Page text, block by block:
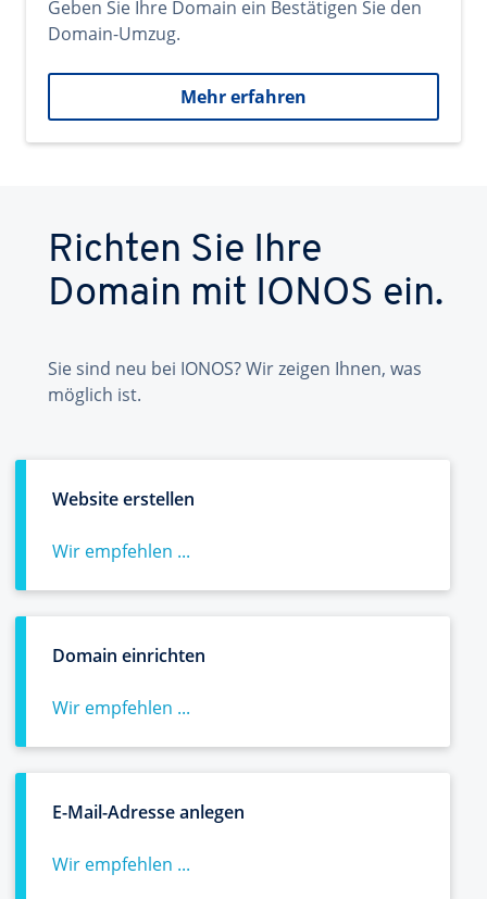
Geben Sie Ihre Domain ein Bestätigen Sie den
Domain-Umzug.
Mehr erfahren
Richten Sie Ihre
Domain mit IONOS ein.
Sie sind neu bei IONOS? Wir zeigen Ihnen, was
möglich ist.
Website erstellen
Wir empfehlen ...
Domain einrichten
Wir empfehlen ...
E-Mail-Adresse anlegen
Wir empfehlen ...